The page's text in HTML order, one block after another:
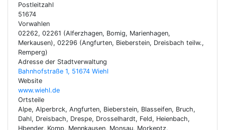
Postleitzahl
51674
Vorwahlen
02262, 02261 (Alferzhagen, Bomig, Marienhagen,
Merkausen), 02296 (Angfurten, Bieberstein, Dreisbach teilw.,
Remperg)
Adresse der Stadtverwaltung
Bahnhofstraße 1, 51674 Wiehl
Website
www.wiehl.de
Ortsteile
Alpe, Alperbrck, Angfurten, Bieberstein, Blasseifen, Bruch,
Dahl, Dreisbach, Drespe, Drosselhardt, Feld, Heienbach,
Hbender, Komp, Mennkausen, Monsau, Morkeptz,